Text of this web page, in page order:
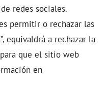
redes sociales.
permitir o rechazar las
equivaldrá a rechazar la
que el sitio web
en